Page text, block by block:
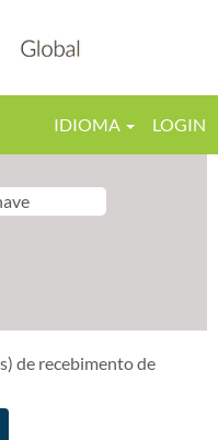
IDIOMA LOGIN
de recebimento de